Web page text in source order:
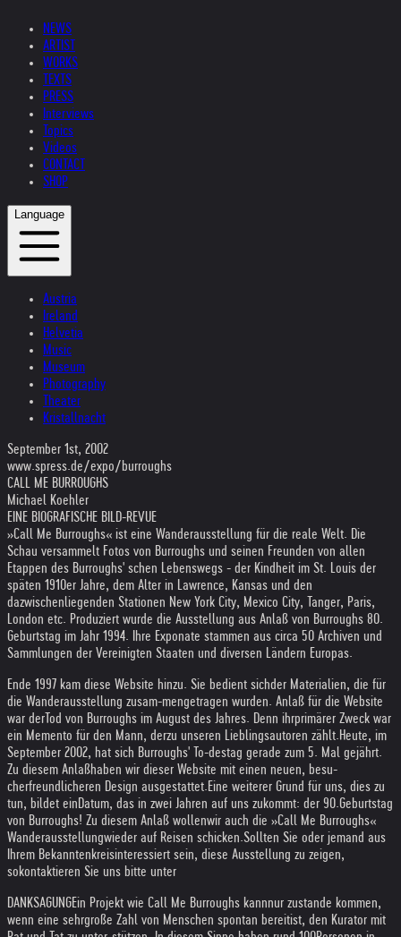
NEWS
ARTIST
WORKS
TEXTS
PRESS
Interviews
Topics
Videos
CONTACT
SHOP
Language
Austria
Ireland
Helvetia
Music
Museum
Photography
Theater
Kristallnacht
September 1st, 2002
www.spress.de/expo/burroughs
CALL ME BURROUGHS
Michael Koehler
EINE BIOGRAFISCHE BILD-REVUE
»Call Me Burroughs« ist eine Wanderausstellung für die reale Welt. Die
Schau versammelt Fotos von Burroughs und seinen Freunden von allen
Etappen des Burroughs' schen Lebenswegs - der Kindheit im St. Louis der
späten 1910er Jahre, dem Alter in Lawrence, Kansas und den
dazwischenliegenden Stationen New York City, Mexico City, Tanger, Paris,
London etc. Produziert wurde die Ausstellung aus Anlaß von Burroughs 80.
Geburtstag im Jahr 1994. Ihre Exponate stammen aus circa 50 Archiven und
Sammlungen der Vereinigten Staaten und diversen Ländern Europas.
Ende 1997 kam diese Website hinzu. Sie bedient sichder Materialien, die für
die Wanderausstellung zusam-mengetragen wurden. Anlaß für die Website
war der Tod von Burroughs im August des Jahres. Denn ihrprimärer Zweck war
ein Memento für den Mann, derzu unseren Lieblingsautoren zählt.Heute, im
September 2002, hat sich Burroughs' To-destag gerade zum 5. Mal gejährt.
Zu diesem Anlaßhaben wir dieser Website mit einen neuen, besu-
cherfreundlicheren Design ausgestattet.Eine weiterer Grund für uns, dies zu
tun, bildet ein Datum, das in zwei Jahren auf uns zukommt: der 90.Geburtstag
von Burroughs! Zu diesem Anlaß wollenwir auch die »Call Me Burroughs«
Wanderausstellungwieder auf Reisen schicken.Sollten Sie oder jemand aus
Ihrem Bekanntenkreisinteressiert sein, diese Ausstellung zu zeigen,
sokontaktieren Sie uns bitte unter
DANKSAGUNGEin Projekt wie Call Me Burroughs kannnur zustande kommen,
wenn eine sehrgroße Zahl von Menschen spontan bereitist, den Kurator mit